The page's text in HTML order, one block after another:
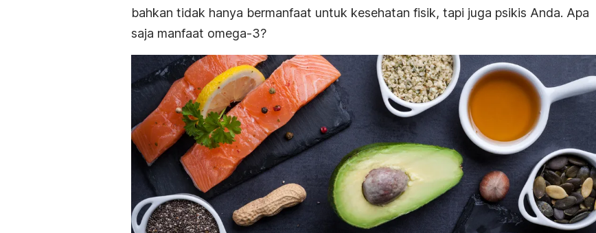
bahkan tidak hanya bermanfaat untuk kesehatan fisik, tapi juga psikis Anda. Apa
saja manfaat omega-3?